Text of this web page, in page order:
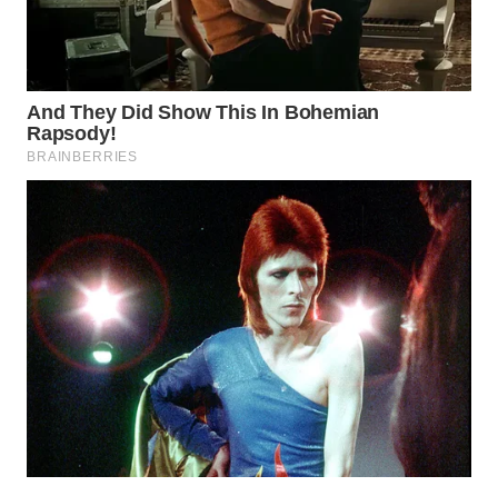
WN
TAPANULI
UTARA
WN
PADANG
LAWAS
WN
SUMEDANG
WN